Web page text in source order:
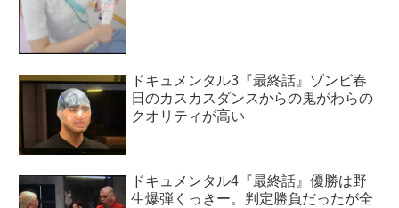
ドキュメンタル3『最終話』ゾンビ春
日のカスカスダンスからの鬼がわらの
クオリティが高い
ドキュメンタル4『最終話』優勝は野
生爆弾くっきー。判定勝負だったが全